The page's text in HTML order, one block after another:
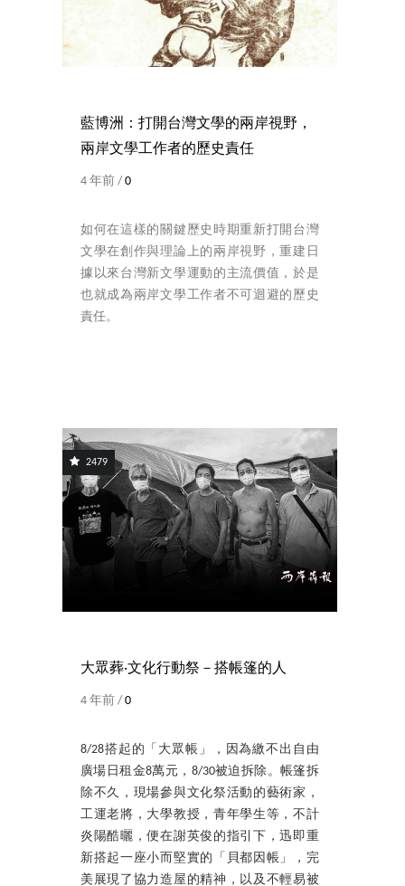
藍博洲：打開台灣文學的兩岸視野，
兩岸文學工作者的歷史責任
4 年前 / 0
如何在這樣的關鍵歷史時期重新打開台灣
文學在創作與理論上的兩岸視野，重建日
據以來台灣新文學運動的主流價值，於是
也就成為兩岸文學工作者不可迴避的歷史
責任。
2479
大眾葬‧文化行動祭－搭帳篷的人
4 年前 /0
8/28搭起的「大眾帳」，因為繳不出自由
廣場日租金8萬元，8/30被迫拆除。帳篷拆
除不久，現場參與文化祭活動的藝術家，
工運老將，大學教授，青年學生等，不計
炎陽酷曬，便在謝英俊的指引下，迅即重
新搭起一座小而堅實的「貝都因帳」，完
美展現了協力造屋的精神，以及不輕易被